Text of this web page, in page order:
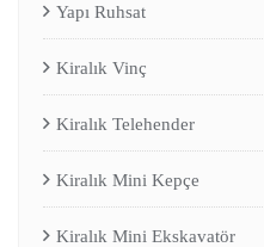
Yapı Ruhsat
Kiralık Vinç
Kiralık Telehender
Kiralık Mini Kepçe
Kiralık Mini Ekskavatör